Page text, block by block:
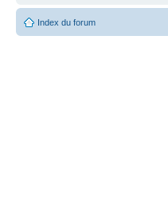
Index du forum